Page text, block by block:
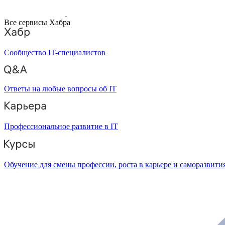
Все сервисы Хабра
Сообщество IT-специалистов
Ответы на любые вопросы об IT
Профессиональное развитие в IT
Обучение для смены профессии, роста в карьере и